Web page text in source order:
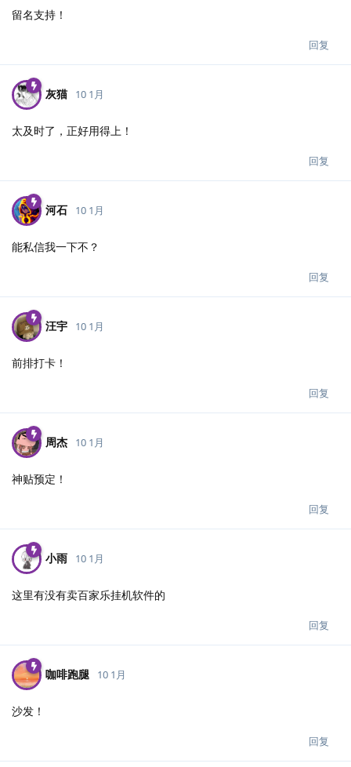
留名支持！
回复
灰猫 10 1月
太及时了，正好用得上！
回复
河石 10 1月
能私信我一下不？
回复
汪宇 10 1月
前排打卡！
回复
周杰 10 1月
神贴预定！
回复
小雨 10 1月
这里有没有卖百家乐挂机软件的
回复
咖啡跑腿 10 1月
沙发！
回复